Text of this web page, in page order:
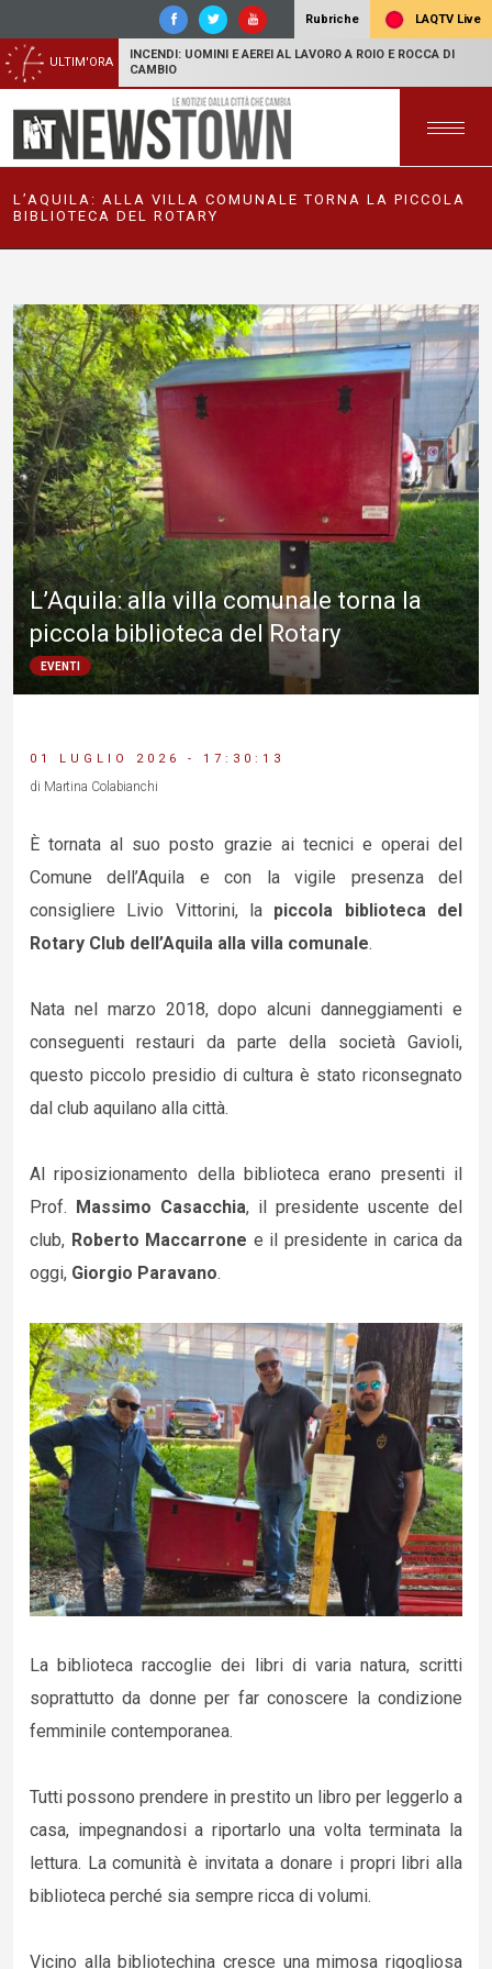
Rubriche LAQTV Live
ULTIM'ORA
INCENDI: UOMINI E AEREI AL LAVORO A ROIO E ROCCA DI
CAMBIO
L’AQUILA: ALLA VILLA COMUNALE TORNA LA PICCOLA
BIBLIOTECA DEL ROTARY
L’Aquila: alla villa comunale torna la
piccola biblioteca del Rotary
EVENTI
01 LUGLIO 2026 - 17:30:13
di Martina Colabianchi
È tornata al suo posto grazie ai tecnici e operai del
Comune dell’Aquila e con la vigile presenza del
consigliere Livio Vittorini, la piccola biblioteca del
Rotary Club dell’Aquila alla villa comunale.
Nata nel marzo 2018, dopo alcuni danneggiamenti e
conseguenti restauri da parte della società Gavioli,
questo piccolo presidio di cultura è stato riconsegnato
dal club aquilano alla città.
Al riposizionamento della biblioteca erano presenti il
Prof. Massimo Casacchia, il presidente uscente del
club, Roberto Maccarrone e il presidente in carica da
oggi, Giorgio Paravano.
La biblioteca raccoglie dei libri di varia natura, scritti
soprattutto da donne per far conoscere la condizione
femminile contemporanea.
Tutti possono prendere in prestito un libro per leggerlo a
casa, impegnandosi a riportarlo una volta terminata la
lettura. La comunità è invitata a donare i propri libri alla
biblioteca perché sia sempre ricca di volumi.
Vicino alla bibliotechina cresce una mimosa rigogliosa